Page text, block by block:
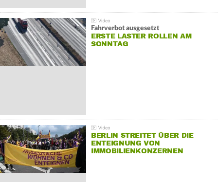
Fahrverbot ausgesetzt
ERSTE LASTER ROLLEN AM
SONNTAG
BERLIN STREITET ÜBER DIE
ENTEIGNUNG VON
IMMOBILIENKONZERNEN